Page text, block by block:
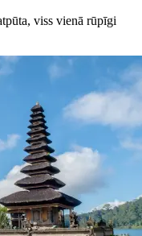
viss vienā rūpīgi